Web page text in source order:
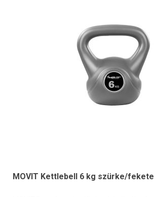
MOVIT Kettlebell 6 kg szürke/fekete